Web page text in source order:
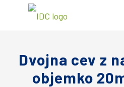
Dvojna cev z
objemko